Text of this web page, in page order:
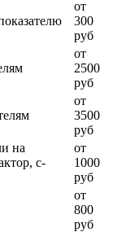
от
300
руб
от
2500
руб
от
3500
руб
на
с-
от
1000
руб
от
800
руб